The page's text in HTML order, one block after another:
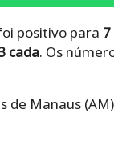
positivo para
cada. Os
Manaus